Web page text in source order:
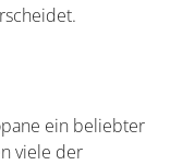
ein beliebter
viele der